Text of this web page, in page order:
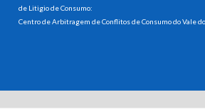
de Litigio de Consumo:
Centro de Arbitragem de Conflitos de Consumo do Vale